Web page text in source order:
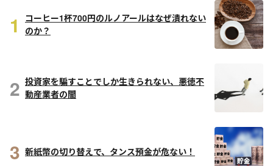
1
コーヒー1杯700円のルノアールはなぜ潰れない
のか？
2 投資家を騙すことでしか生きられない、悪徳不
動産業者の闇
3 新紙幣の切り替えで、タンス預金が危ない！